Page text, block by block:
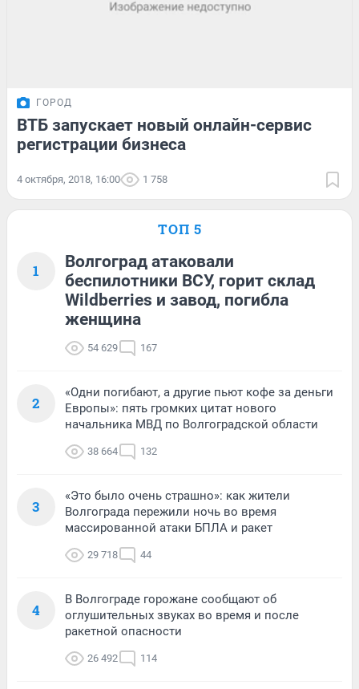
ГОРОД
ВТБ запускает новый онлайн-сервис
регистрации бизнеса
4 октября, 2018, 16:00 1 758
ТОП 5
1
Волгоград атаковали
беспилотники ВСУ, горит склад
Wildberries и завод, погибла
женщина
54 629 167
2
«Одни погибают, а другие пьют кофе за деньги
Европы»: пять громких цитат нового
начальника МВД по Волгоградской области
38 664 132
3
«Это было очень страшно»: как жители
Волгограда пережили ночь во время
массированной атаки БПЛА и ракет
29 718 44
4
В Волгограде горожане сообщают об
оглушительных звуках во время и после
ракетной опасности
26 492 114